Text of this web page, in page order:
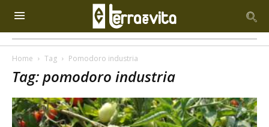
Home Tag Pomodoro industria
Tag: pomodoro industria